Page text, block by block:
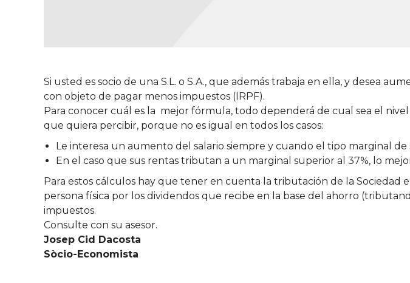
Si usted es socio de una S.L. o S.A., que además trabaja en ella, y desea
con objeto de pagar menos impuestos (IRPF).
Para conocer cuál es la mejor fórmula, todo dependerá de cual sea el
que quiera percibir, porque no es igual en todos los casos:
Le interesa un aumento del salario siempre y cuando el tipo marginal
En el caso que sus rentas tributan a un marginal superior al 37%, lo
Para estos cálculos hay que tener en cuenta la tributación de la Sociedad
persona física por los dividendos que recibe en la base del ahorro
impuestos.
Consulte con su asesor.
Josep Cid Dacosta
Sòcio-Economista